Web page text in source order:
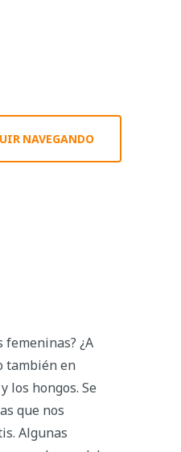
NAVEGANDO
¿A
también en
los hongos. Se
que nos
Algunas